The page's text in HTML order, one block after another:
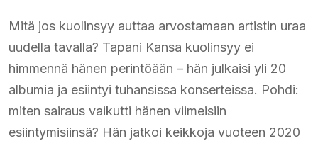
Mitä jos kuolinsyy auttaa arvostamaan artistin uraa
uudella tavalla? Tapani Kansa kuolinsyy ei
himmennä hänen perintöään – hän julkaisi yli 20
albumia ja esiintyi tuhansissa konserteissa. Pohdi:
miten sairaus vaikutti hänen viimeisiin
esiintymisiinsä? Hän jatkoi keikkoja vuoteen 2020